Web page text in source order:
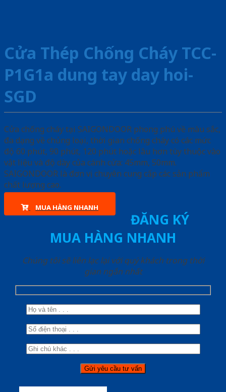
Cửa Thép Chống Cháy TCC-
P1G1a dung tay day hoi-
SGD
Cửa chống cháy tại SAIGONDOOR phong phú về màu sắc,
đa dạng về chủng loại, thời gian chống cháy có các mức
độ 60 phút, 90 phút, 120 phút hoặc lâu hơn tùy thuộc vào
vật liệu và độ dày của cánh cửa: 45mm, 50mm.
SAIGONDOOR là đơn vị chuyên cung cấp các sản phẩm
chất lượng cao.
MUA HÀNG NHANH
ĐĂNG KÝ
MUA HÀNG NHANH
Chúng tôi sẽ liên lạc lại với quý khách trong thời
gian ngắn nhất